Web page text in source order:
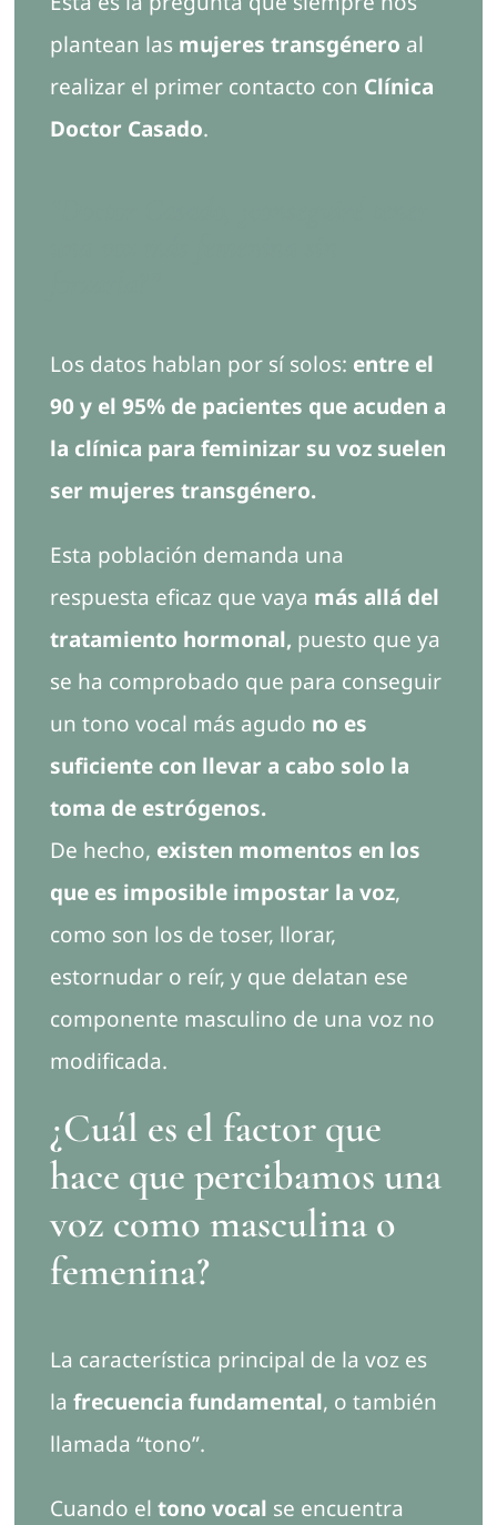
plantean las mujeres transgénero al
realizar el primer contacto con Clínica
Doctor Casado.
Los datos hablan por sí solos: entre el
90 y el 95% de pacientes que acuden a
la clínica para feminizar su voz suelen
ser mujeres transgénero.
Esta población demanda una
respuesta eficaz que vaya más allá del
tratamiento hormonal, puesto que ya
se ha comprobado que para conseguir
un tono vocal más agudo no es
suficiente con llevar a cabo solo la
toma de estrógenos.
De hecho, existen momentos en los
que es imposible impostar la voz,
como son los de toser, llorar,
estornudar o reír, y que delatan ese
componente masculino de una voz no
modificada.
¿Cuál es el factor que
hace que percibamos una
voz como masculina o
femenina?
La característica principal de la voz es
la frecuencia fundamental, o también
llamada “tono”.
Cuando el tono vocal se encuentra